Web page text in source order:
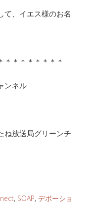
て、イエス様のお名
＊＊＊＊＊＊＊＊
ンネル
ね放送局グリーンチ
, SOAP, デボーショ